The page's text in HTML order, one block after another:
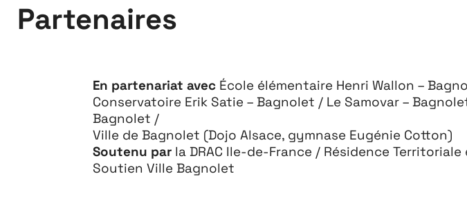
À propos
Partenaires
En partenariat avecÉcole élémentaire Henri Wallon –
Conservatoire Erik Satie – Bagnolet / Le Samovar –
Bagnolet /
Ville de Bagnolet (Dojo Alsace, gymnase Eugénie Cotton)
Soutenu parla DRAC Ile-de-France / Résidence
Soutien Ville Bagnolet